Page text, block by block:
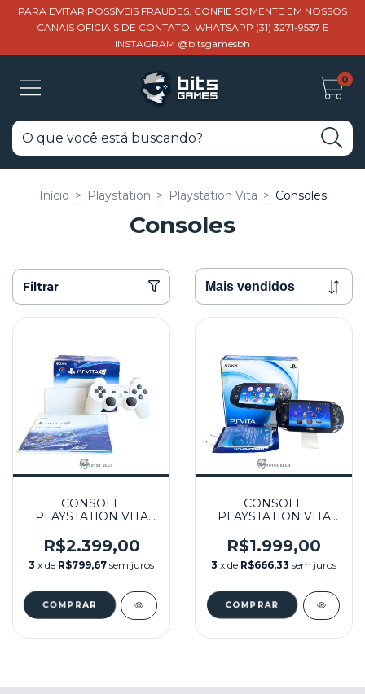
PARA EVITAR POSSÍVEIS FRAUDES, CONFIE SOMENTE EM NOSSOS
CANAIS OFICIAIS DE CONTATO: WHATSAPP (31) 3271-9537 E
INSTAGRAM @bitsgamesbh
0
Início > Playstation > Playstation Vita > Consoles
Consoles
Filtrar
CONSOLE
PLAYSTATION VITA
DESBLOQUEADO (10
JOGOS) NA CAIXA
SEMINOVO - PS VITA
R$2.399,00
3 x de R$799,67 sem juros
CONSOLE
PLAYSTATION VITA
DESBLOQUEADO (2)
SEMINOVO - PS VITA
R$1.999,00
3 x de R$666,33 sem juros